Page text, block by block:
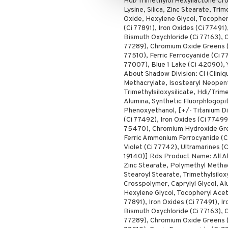
Lysine, Silica, Zinc Stearate,
Oxide, Hexylene Glycol,
(Ci 77891), Iron Oxides (Ci
Bismuth Oxychloride (Ci 77163),
77289), Chromium Oxide
77510), Ferric Ferrocyanide (Ci
77007), Blue 1 Lake (Ci 42090),
About Shadow Division: Cl
Methacrylate, Isostearyl
Trimethylsiloxysilicate, Hdi/
Alumina, Synthetic
Phenoxyethanol, [+/- Titanium
(Ci 77492), Iron Oxides (Ci
75470), Chromium Hydroxide
Ferric Ammonium Ferrocyanide
Violet (Ci 77742), Ultramarines
19140)] Rds Product Name: All
Zinc Stearate, Polymethyl
Stearoyl Stearate,
Crosspolymer, Caprylyl Glycol,
Hexylene Glycol, Tocopheryl
77891), Iron Oxides (Ci 77491),
Bismuth Oxychloride (Ci 77163),
77289), Chromium Oxide